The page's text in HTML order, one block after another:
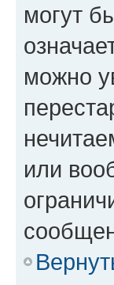
могут
можно
или